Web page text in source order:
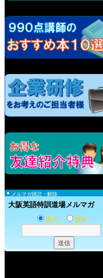
メルマガ購読・解除
大阪英語特訓道場メルマガ
購読 解除